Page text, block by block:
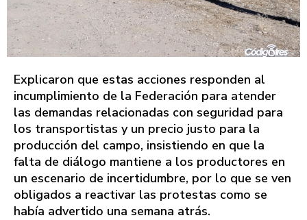
Explicaron que estas acciones responden al
incumplimiento de la Federación para atender
las demandas relacionadas con seguridad para
los transportistas y un precio justo para la
producción del campo, insistiendo en que la
falta de diálogo mantiene a los productores en
un escenario de incertidumbre, por lo que se ven
obligados a reactivar las protestas como se
había advertido una semana atrás.